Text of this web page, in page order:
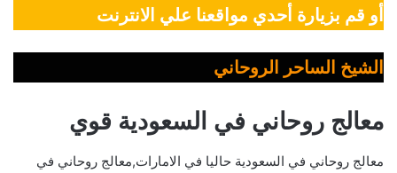
أو قم بزيارة أحدي مواقعنا علي الانترنت
الشيخ الساحر الروحاني
معالج روحاني في السعودية قوي
معالج روحاني في السعودية حاليا في الامارات,معالج روحاني في